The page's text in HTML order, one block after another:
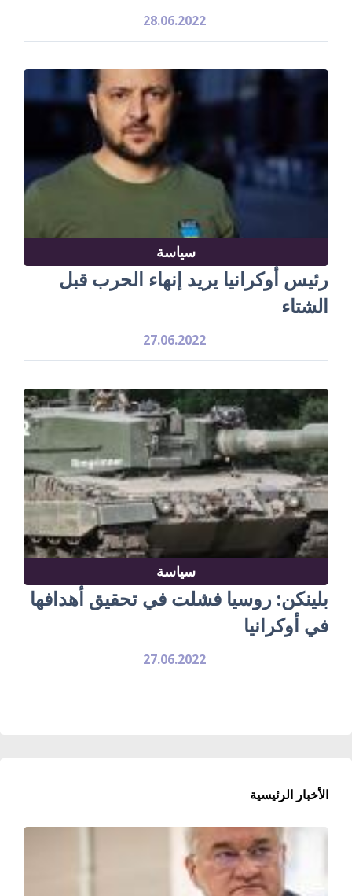
28.06.2022
سياسة
رئيس أوكرانيا يريد إنهاء الحرب قبل
الشتاء
27.06.2022
سياسة
بلينكن: روسيا فشلت في تحقيق أهدافها
في أوكرانيا
27.06.2022
الأخبار الرئيسية